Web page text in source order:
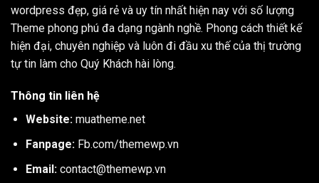
wordpress đẹp, giá rẻ và uy tín nhất hiện nay với số lượng
Theme phong phú đa dạng ngành nghề. Phong cách thiết kế
hiện đại, chuyên nghiệp và luôn đi đầu xu thế của thị trường
tự tin làm cho Quý Khách hài lòng.
Thông tin liên hệ
Website: muatheme.net
Fanpage: Fb.com/themewp.vn
Email: contact@themewp.vn